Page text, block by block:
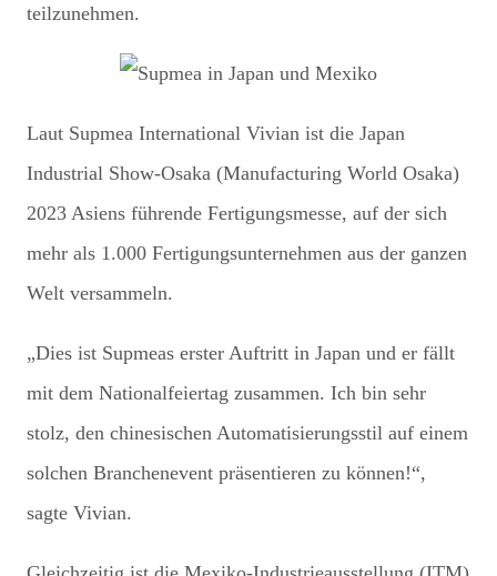
teilzunehmen.
Laut Supmea International Vivian ist die Japan
Industrial Show-Osaka (Manufacturing World Osaka)
2023 Asiens führende Fertigungsmesse, auf der sich
mehr als 1.000 Fertigungsunternehmen aus der ganzen
Welt versammeln.
„Dies ist Supmeas erster Auftritt in Japan und er fällt
mit dem Nationalfeiertag zusammen. Ich bin sehr
stolz, den chinesischen Automatisierungsstil auf einem
solchen Branchenevent präsentieren zu können!“,
sagte Vivian.